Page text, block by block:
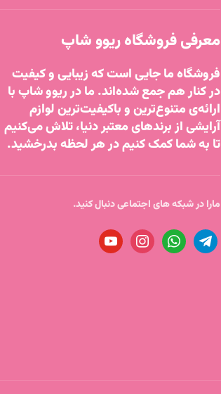
معرفی فروشگاه ریوو شاپ
فروشگاه ما جایی است که زیبایی و کیفیت
در کنار هم جمع شده‌اند. ما در ریوو شاپ با
ارائه‌ی متنوع‌ترین و باکیفیت‌ترین لوازم
آرایشی از برندهای معتبر دنیا، تلاش می‌کنیم
تا به شما کمک کنیم در هر لحظه بدرخشید.
مارا در شبکه های اجتماعی دنبال کنید.